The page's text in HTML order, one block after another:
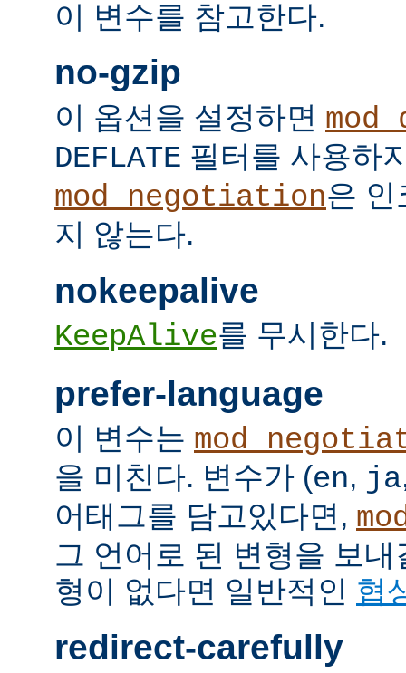
이 변수를 참고한다.
no-gzip
이 옵션을 설정하면
DEFLATE 필터를 사용하
mod_negotiation은 인
지 않는다.
nokeepalive
KeepAlive를 무시한다.
prefer-language
이 변수는
을 미친다. 변수가 (en, ja
어태그를 담고있다면,
그 언어로 된 변형을 보
형이 없다면 일반적인 협
redirect-carefully